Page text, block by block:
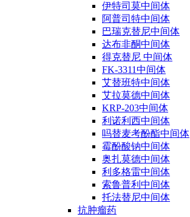
伊特司莫中间体
阿普司特中间体
巴瑞克替尼中间体
达布非酮中间体
得克替尼 中间体
FK-3311中间体
艾替班特中间体
艾拉莫德中间体
KRP-203中间体
利诺利西中间体
吗替麦考酚酯中间体
霉酚酸钠中间体
奥扎莫德中间体
利多格雷中间体
索鲁普利中间体
托法替尼中间体
抗肿瘤药